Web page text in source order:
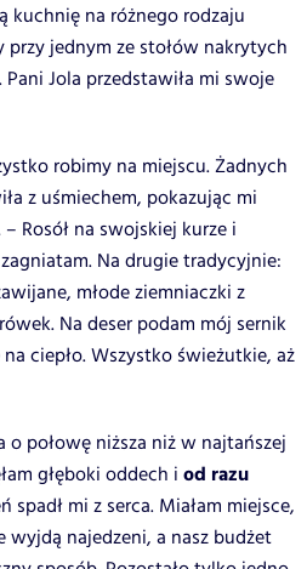
kuchnię na różnego rodzaju
przy jednym ze stołów nakrytych
Jola przedstawiła mi swoje
robimy na miejscu. Żadnych
z uśmiechem, pokazując mi
Rosół na swojskiej kurze i
Na drugie tradycyjnie:
młode ziemniaczki z
Na deser podam mój sernik
ciepło. Wszystko świeżutkie, aż
o połowę niższa niż w najtańszej
głęboki oddech i od razu
spadł mi z serca. Miałam miejsce,
wyjdą najedzeni, a nasz budżet